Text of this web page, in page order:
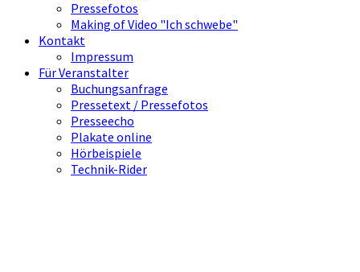
Pressefotos
Making of Video "Ich schwebe"
Kontakt
Impressum
Für Veranstalter
Buchungsanfrage
Pressetext / Pressefotos
Presseecho
Plakate online
Hörbeispiele
Technik-Rider